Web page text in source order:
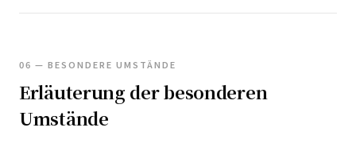
06 — BESONDERE UMSTÄNDE
Erläuterung der besonderen
Umstände